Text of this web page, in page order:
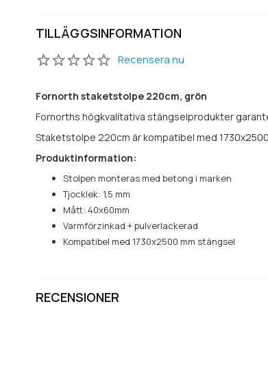
TILLÄGGSINFORMATION
Recensera nu
‌Fornorth staketstolpe 220cm, grön
Fornorths högkvalitativa stängselprodukter
Staketstolpe 220cm är kompatibel med
Produktinformation:
Stolpen monteras med betong i marken
Tjocklek: 1,5 mm
Mått: 40x60mm
Varmförzinkad + pulverlackerad
Kompatibel med 1730x2500 mm stängsel
RECENSIONER